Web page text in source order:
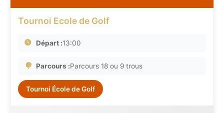
Tournoi Ecole de Golf
Départ :13:00
Parcours :Parcours 18 ou 9 trous
Tournoi École de Golf